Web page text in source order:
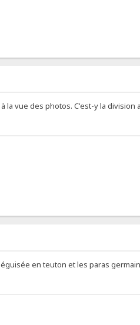
vue des photos. C'est-y la division
en teuton et les paras